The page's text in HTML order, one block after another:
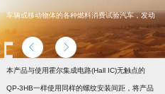
车辆或移动物体的各种燃料消费试验汽车，发动
机，汽车配件，能源
本产品与使用霍尔集成电路(Hall IC)无触点的
QP-3HB一样使用同样的螺纹安装间距，将产品